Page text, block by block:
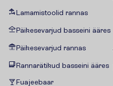
Lamamistoolid rannas
Päikesevarjud basseini ääres
Päikesevarjud rannas
Rannarätikud basseini ääres
Fuajeebaar